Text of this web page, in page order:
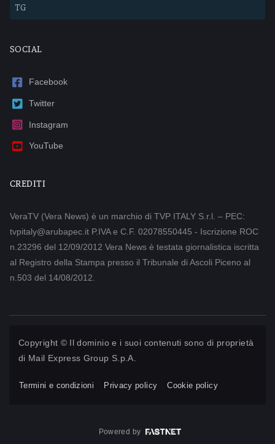
TG
SOCIAL
Facebook
Twitter
Instagram
YouTube
CREDITI
VeraTV (Vera News) è un marchio di TVP ITALY S.r.l. – PEC:
tvpitaly@arubapec.it P.IVA e C.F. 02078550445 - Iscrizione ROC
n.23296 del 12/09/2012 Vera News è testata giornalistica iscritta
al Registro della Stampa presso il Tribunale di Ascoli Piceno al
n.503 del 14/08/2012.
Copyright © Il dominio e i suoi contenuti sono di proprietà
di Mail Express Group S.p.A.
Termini e condizioni Privacy policy Cookie policy
Powered by